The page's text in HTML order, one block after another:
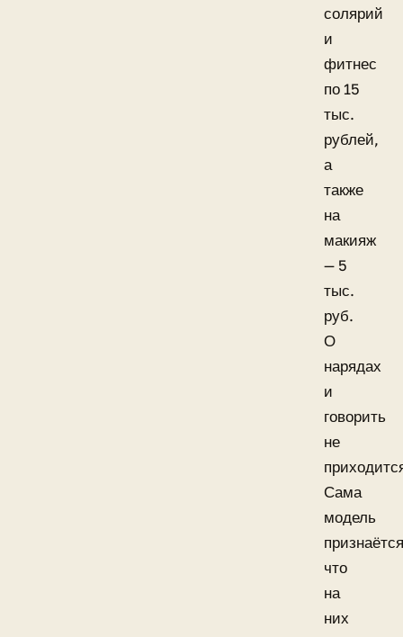
солярий
и
фитнес
по 15
тыс.
рублей,
а
также
на
макияж
— 5
тыс.
руб.
О
нарядах
и
говорить
не
Сама
модель
что
на
них